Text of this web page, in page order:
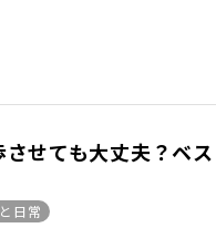
せても大丈夫？ベ
日常